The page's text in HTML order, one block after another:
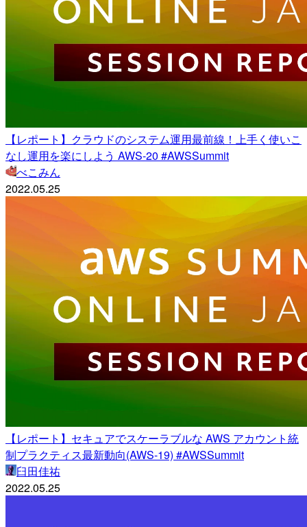
【レポート】クラウドのシステム運用最前線！上手く使いこ
なし運用を楽にしよう AWS-20 #AWSSummit
べこみん
2022.05.25
【レポート】セキュアでスケーラブルな AWS アカウント統
制プラクティス最新動向(AWS-19) #AWSSummit
臼田佳祐
2022.05.25